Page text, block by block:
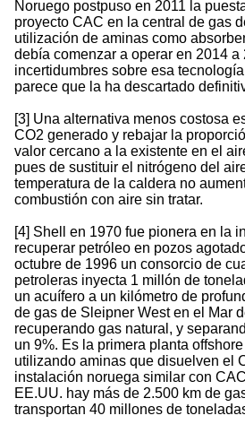
Noruego postpuso en 2011 la
proyecto CAC en la central de gas
utilización de aminas como
debía comenzar a operar en 2014 a
incertidumbres sobre esa
parece que la ha descartado
[3] Una alternativa menos costosa
CO2 generado y rebajar la
valor cercano a la existente en el
pues de sustituir el nitrógeno del
temperatura de la caldera no
combustión con aire sin tratar.
[4] Shell en 1970 fue pionera en la
recuperar petróleo en pozos
octubre de 1996 un consorcio de
petroleras inyecta 1 millón de
un acuífero a un kilómetro de
de gas de Sleipner West en el Mar
recuperando gas natural, y
un 9%. Es la primera planta
utilizando aminas que disuelven el
instalación noruega similar con
EE.UU. hay más de 2.500 km de
transportan 40 millones de